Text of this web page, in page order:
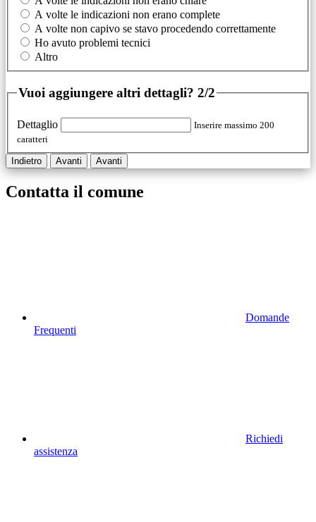
A volte le indicazioni non erano complete
A volte non capivo se stavo procedendo correttamente
Ho avuto problemi tecnici
Altro
Vuoi aggiungere altri dettagli? 2/2
Dettaglio
Inserire massimo 200
caratteri
Indietro Avanti Avanti
Contatta il comune
Domande
Frequenti
Richiedi
assistenza